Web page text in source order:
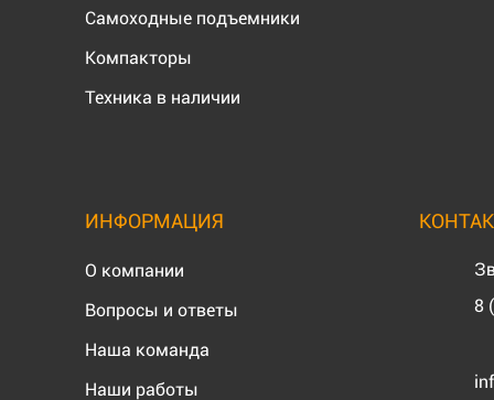
Самоходные подъемники
Компакторы
Техника в наличии
ИНФОРМАЦИЯ
О компании
Вопросы и ответы
Наша команда
Наши работы
8